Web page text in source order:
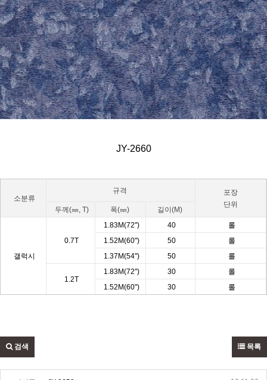
JY-2660
소분류
규격
포장
단위
두께(㎜, T) 폭(㎜) 길이 (M)
갤럭시
0.7T
1.83M(72") 40
롤
1.52M(60")
50
롤
1.37M(54")
50 롤
1.2T
1.83M(72") 30
롤
1.52M(60")
30 롤
검색 목록